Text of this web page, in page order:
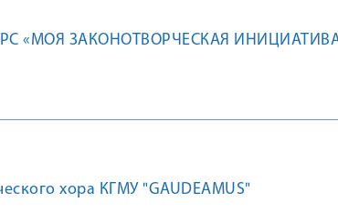
«МОЯ ЗАКОНОТВОРЧЕСКАЯ
хора КГМУ "GAUDEAMUS"